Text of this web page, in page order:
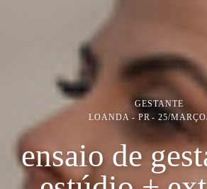
GESTANTE
LOANDA - PR
25/
ensaio de